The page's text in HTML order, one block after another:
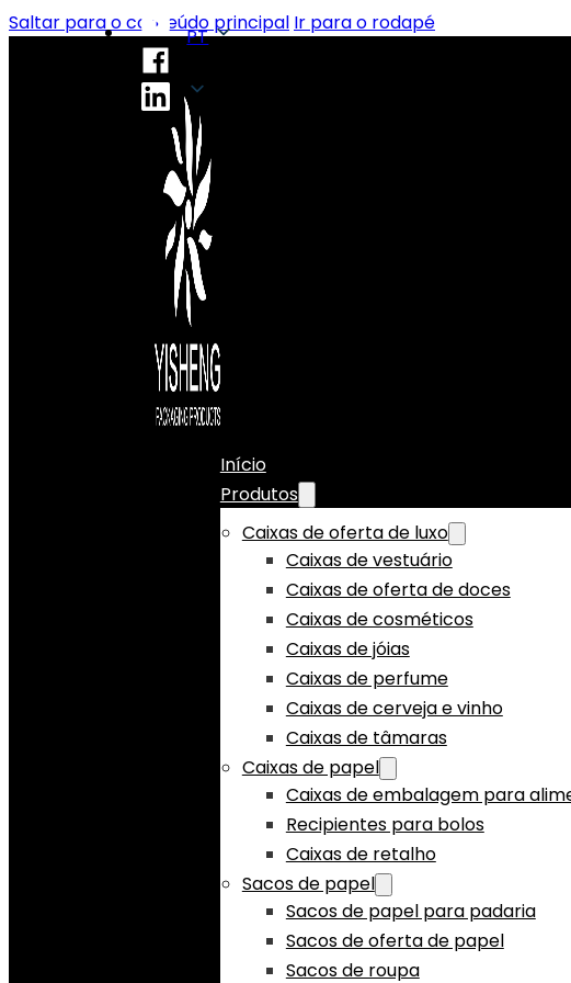
Saltar para o conteúdo principal Ir para o rodapé
PT
Início
Produtos
Caixas de oferta de luxo
Caixas de vestuário
Caixas de oferta de doces
Caixas de cosméticos
Caixas de jóias
Caixas de perfume
Caixas de cerveja e vinho
Caixas de tâmaras
Caixas de papel
Caixas de embalagem para
Recipientes para bolos
Caixas de retalho
Sacos de papel
Sacos de papel para padaria
Sacos de oferta de papel
Sacos de roupa